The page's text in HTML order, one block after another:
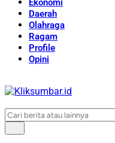
Ekonomi
Daerah
Olahraga
Ragam
Profile
Opini